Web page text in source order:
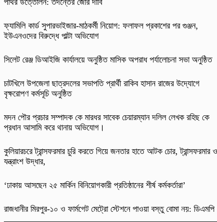
পাথর উত্তোলন: তদন্তের জোর দাবি
ফ্যামিলি কার্ড সুপারভাইজার-মাঠকর্মী নিয়োগ: ফলাফল প্রকাশের পর গুঞ্জন,
ইউএনওদের বিরুদ্ধে পাল্টা অভিযোগ
‎সিলেট রেঞ্জ ডিআইজি কার্যালয়ে অনুষ্ঠিত মাসিক অপরাধ পর্যালোচনা সভা অনুষ্ঠিত
চাটখিলে উপজেলা ছাত্রদলের সভাপতি প্রার্থী রাকিব হাসান রাজের উদ্যোগে
বৃক্ষরোপণ কর্মসূচি অনুষ্ঠিত
মদন পৌর প্রচার সম্পাদক কে মারধর সাবেক চেয়ারম্যান দলিল লেখক রহিছ কে
প্রধান আসামি করে থানায় অভিযোগ।
কুলিয়ারচরে ট্রান্সফরমার চুরি করতে গিয়ে জনতার হাতে আটক চোর, ট্রান্সফরমার ও
যন্ত্রাংশ উদ্ধার,
‘ঢাকায় আসছেন ২৫ মার্কিন বিনিয়োগকারী প্রতিষ্ঠানের শীর্ষ কর্মকর্তারা’
রাজধানীর মিরপুর-১০ ও ফার্মগেট মেট্রো স্টেশনে পাওয়া বস্তু বোমা নয়: ডিএমপি